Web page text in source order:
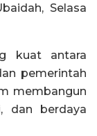
Selasa
kuat antara
pemerintah
membangun
dan berdaya